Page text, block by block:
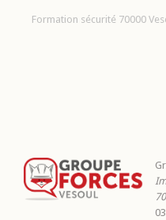
Formation sécurité 70000